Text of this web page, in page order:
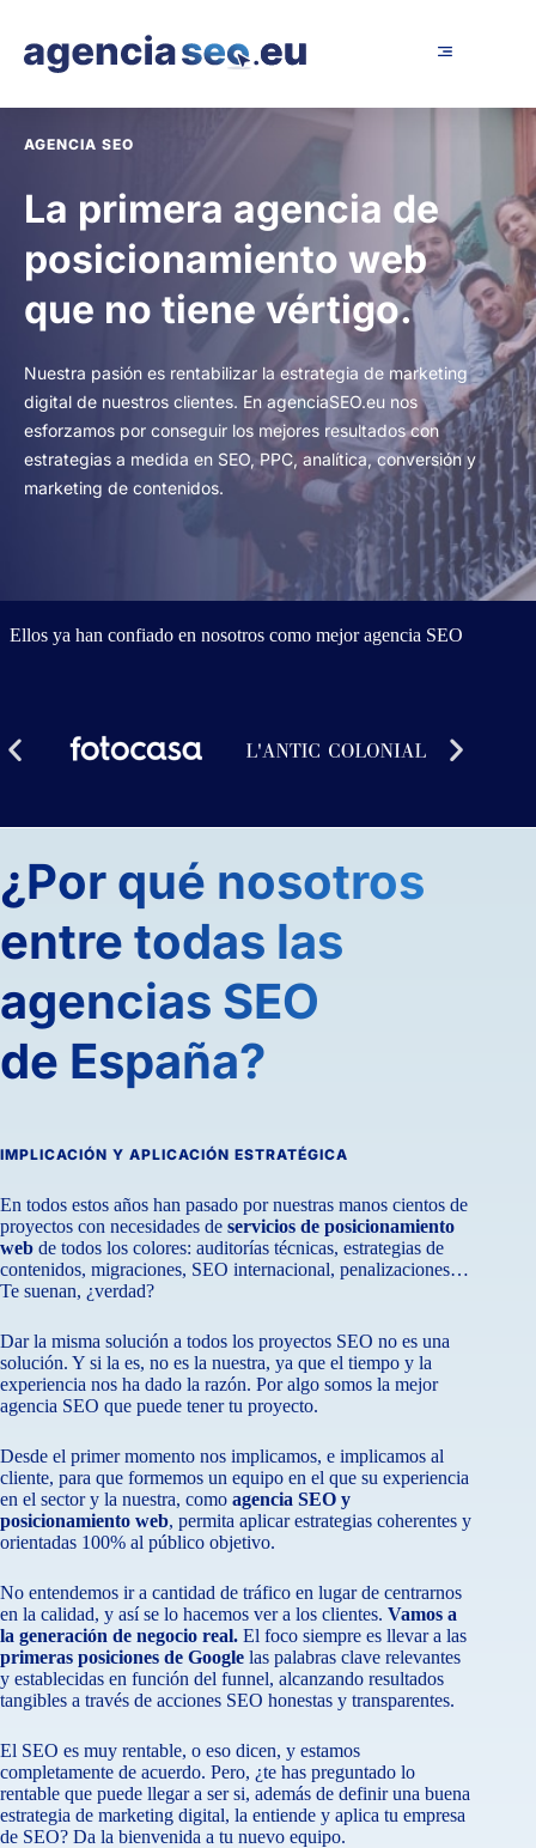
AGENCIA SEO
La primera agencia de
posicionamiento web
que no tiene vértigo.
Nuestra pasión es rentabilizar la estrategia de marketing
digital de nuestros clientes. En agenciaSEO.eu nos
esforzamos por conseguir los mejores resultados con
estrategias a medida en SEO, PPC, analítica, conversión y
marketing de contenidos.
Ellos ya han confiado en nosotros como mejor agencia SEO
¿Por qué nosotros
entre todas las
agencias SEO
de España?
IMPLICACIÓN Y APLICACIÓN ESTRATÉGICA
En todos estos años han pasado por nuestras manos cientos de
proyectos con necesidades de servicios de posicionamiento
web de todos los colores: auditorías técnicas, estrategias de
contenidos, migraciones, SEO internacional, penalizaciones…
Te suenan, ¿verdad?
Dar la misma solución a todos los proyectos SEO no es una
solución. Y si la es, no es la nuestra, ya que el tiempo y la
experiencia nos ha dado la razón. Por algo somos la mejor
agencia SEO que puede tener tu proyecto.
Desde el primer momento nos implicamos, e implicamos al
cliente, para que formemos un equipo en el que su experiencia
en el sector y la nuestra, como agencia SEO y
posicionamiento web, permita aplicar estrategias coherentes y
orientadas 100% al público objetivo.
No entendemos ir a cantidad de tráfico en lugar de centrarnos
en la calidad, y así se lo hacemos ver a los clientes. Vamos a
la generación de negocio real. El foco siempre es llevar a las
primeras posiciones de Google las palabras clave relevantes
y establecidas en función del funnel, alcanzando resultados
tangibles a través de acciones SEO honestas y transparentes.
El SEO es muy rentable, o eso dicen, y estamos
completamente de acuerdo. Pero, ¿te has preguntado lo
rentable que puede llegar a ser si, además de definir una buena
estrategia de marketing digital, la entiende y aplica tu empresa
de SEO? Da la bienvenida a tu nuevo equipo.